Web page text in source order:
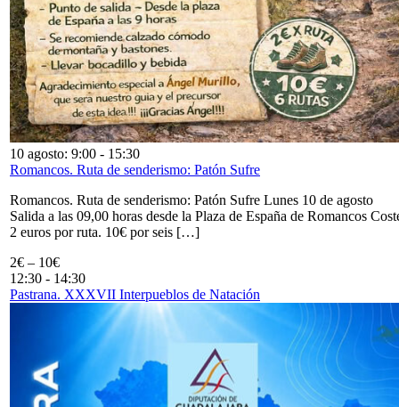
10 agosto: 9:00 - 15:30
Romancos. Ruta de senderismo: Patón Sufre
Romancos. Ruta de senderismo: Patón Sufre Lunes 10 de agosto
Salida a las 09,00 horas desde la Plaza de España de Romancos
2 euros por ruta. 10€ por seis […]
2€ – 10€
12:30 - 14:30
Pastrana. XXXVII Interpueblos de Natación